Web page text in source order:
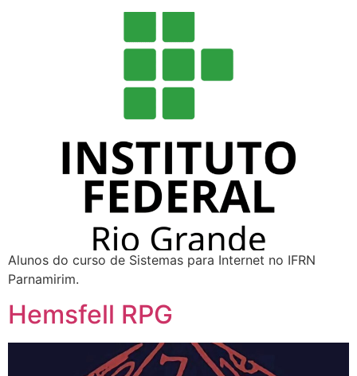
Alunos do curso de Sistemas para Internet no IFRN
Parnamirim.
Hemsfell RPG